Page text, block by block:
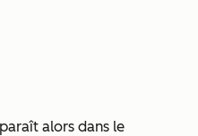
alors dans le